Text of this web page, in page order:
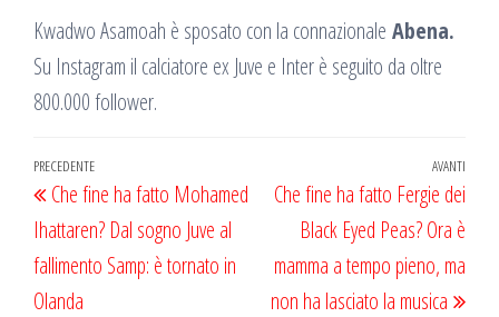
Kwadwo Asamoah è sposato con la connazionale Abena.
Su Instagram il calciatore ex Juve e Inter è seguito da oltre
800.000 follower.
Navigazione
articoli
Articolo
precedente
PRECEDENTE
Che fine ha fatto Mohamed
Ihattaren? Dal sogno Juve al
fallimento Samp: è tornato in
Olanda
AVANTI
Che fine ha fatto Fergie dei
Black Eyed Peas? Ora è
mamma a tempo pieno, ma
non ha lasciato la musica